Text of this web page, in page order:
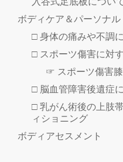
ボディケア＆パーソナ
□ 身体の痛みや不調
□ スポーツ傷害に対
☞ スポーツ傷害
□ 脳血管障害後遺症
□ 乳がん術後の上肢
ィショニング
ボディアセスメント